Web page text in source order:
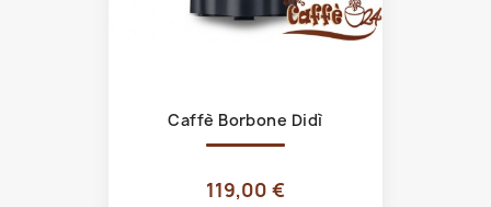
Caffè Borbone Didì
119,00 €